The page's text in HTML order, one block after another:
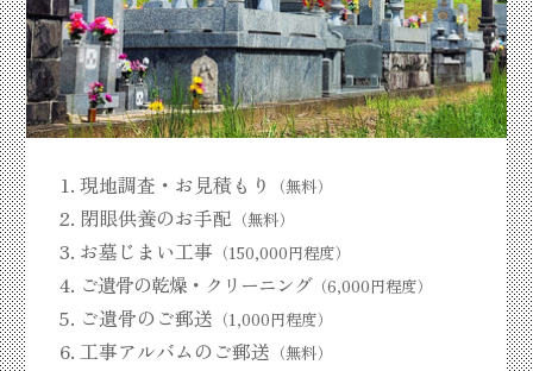
現地調査・お見積もり （無料）
閉眼供養のお手配 （無料）
お墓じまい工事 （150,000円程度）
ご遺骨の乾燥・クリーニング（6,000円程度）
ご遺骨のご郵送 （1,000円程度）
工事アルバムのご郵送 （無料）